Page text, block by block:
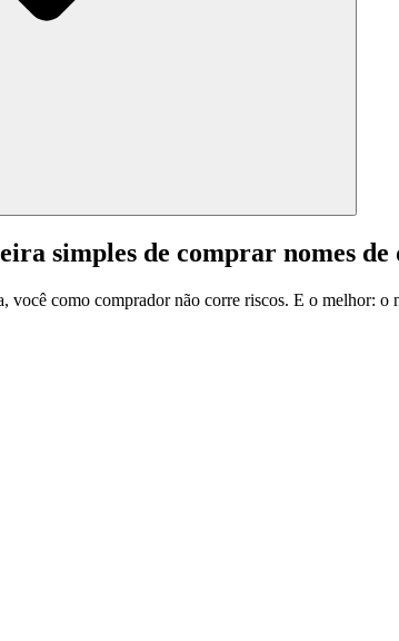
simples de comprar nomes de
você como comprador não corre riscos. E o melhor: o